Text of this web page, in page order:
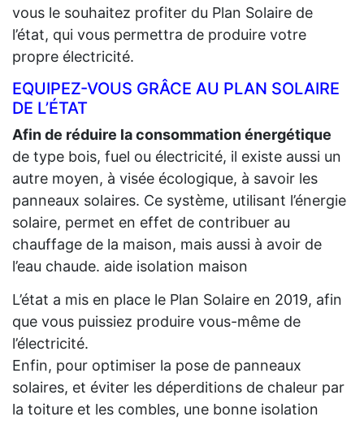
vous le souhaitez profiter du Plan Solaire de
l’état, qui vous permettra de produire votre
propre électricité.
EQUIPEZ-VOUS GRÂCE AU PLAN SOLAIRE
DE L’ÉTAT
Afin de réduire la consommation énergétique
de type bois, fuel ou électricité, il existe aussi un
autre moyen, à visée écologique, à savoir les
panneaux solaires. Ce système, utilisant l’énergie
solaire, permet en effet de contribuer au
chauffage de la maison, mais aussi à avoir de
l’eau chaude. aide isolation maison
L’état a mis en place le Plan Solaire en 2019, afin
que vous puissiez produire vous-même de
l’électricité.
Enfin, pour optimiser la pose de panneaux
solaires, et éviter les déperditions de chaleur par
la toiture et les combles, une bonne isolation